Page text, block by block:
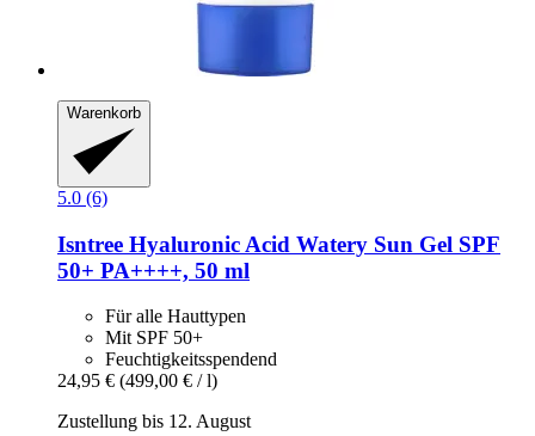
Warenkorb
5.0 (6)
Isntree Hyaluronic Acid Watery Sun Gel SPF
50+ PA++++, 50 ml
Für alle Hauttypen
Mit SPF 50+
Feuchtigkeitsspendend
24,95 € (499,00 € / l)
Zustellung bis 12. August